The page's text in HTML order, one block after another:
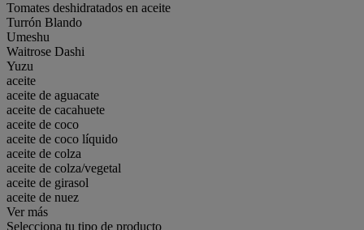
Tomates deshidratados en aceite
Turrón Blando
Umeshu
Waitrose Dashi
Yuzu
aceite
aceite de aguacate
aceite de cacahuete
aceite de coco
aceite de coco líquido
aceite de colza
aceite de colza/vegetal
aceite de girasol
aceite de nuez
Ver más
Selecciona tu tipo de producto